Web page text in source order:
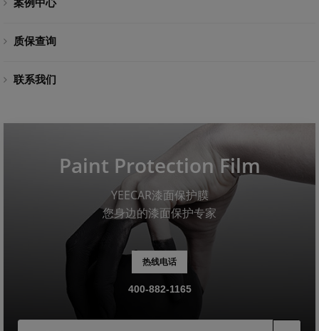
质保查询
联系我们
Paint Protection Film
YEECAR漆面保护膜
您身边的漆面保护专家
热线电话
400-882-1165